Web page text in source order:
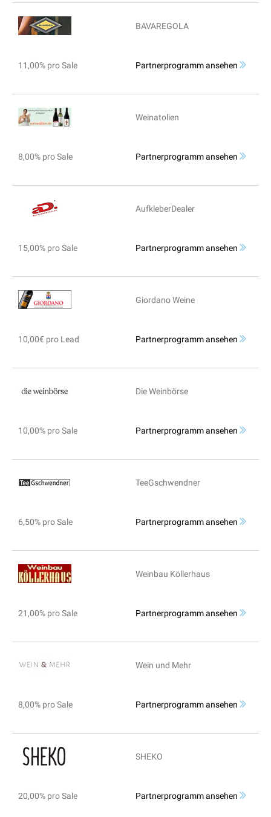
BAVAREGOLA
11,00% pro Sale Partnerprogramm ansehen
Weinatolien
8,00% pro Sale Partnerprogramm ansehen
AufkleberDealer
15,00% pro Sale Partnerprogramm ansehen
Giordano Weine
10,00€ pro Lead Partnerprogramm ansehen
Die Weinbörse
10,00% pro Sale Partnerprogramm ansehen
TeeGschwendner
6,50% pro Sale Partnerprogramm ansehen
Weinbau Köllerhaus
21,00% pro Sale Partnerprogramm ansehen
Wein und Mehr
8,00% pro Sale Partnerprogramm ansehen
SHEKO
20,00% pro Sale Partnerprogramm ansehen